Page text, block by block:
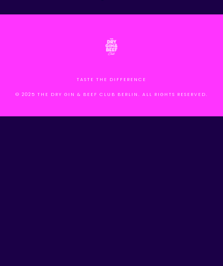
TASTE THE DIFFERENCE
© 2025 THE DRY GIN & BEEF CLUB BERLIN. ALL RIGHTS RESERVED.